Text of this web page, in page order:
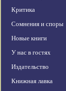
Критика
Сомнения и споры
Новые книги
У нас в гостях
Издательство
Книжная лавка